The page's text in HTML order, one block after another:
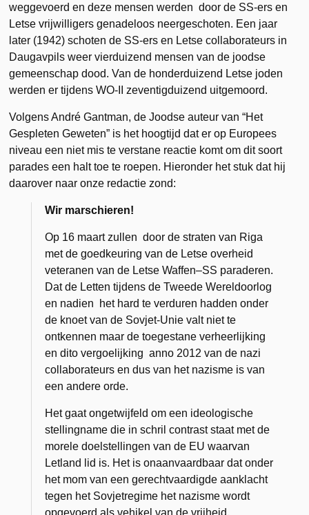
weggevoerd en deze mensen werden door de SS-ers en
Letse vrijwilligers genadeloos neergeschoten. Een jaar
later (1942) schoten de SS-ers en Letse collaborateurs in
Daugavpils weer vierduizend mensen van de joodse
gemeenschap dood. Van de honderduizend Letse joden
werden er tijdens WO-II zeventigduizend uitgemoord.
Volgens André Gantman, de Joodse auteur van “Het
Gespleten Geweten” is het hoogtijd dat er op Europees
niveau een niet mis te verstane reactie komt om dit soort
parades een halt toe te roepen. Hieronder het stuk dat hij
daarover naar onze redactie zond:
Wir marschieren!
Op 16 maart zullen door de straten van Riga
met de goedkeuring van de Letse overheid
veteranen van de Letse Waffen–SS paraderen.
Dat de Letten tijdens de Tweede Wereldoorlog
en nadien het hard te verduren hadden onder
de knoet van de Sovjet-Unie valt niet te
ontkennen maar de toegestane verheerlijking
en dito vergoelijking anno 2012 van de nazi
collaborateurs en dus van het nazisme is van
een andere orde.
Het gaat ongetwijfeld om een ideologische
stellingname die in schril contrast staat met de
morele doelstellingen van de EU waarvan
Letland lid is. Het is onaanvaardbaar dat onder
het mom van een gerechtvaardigde aanklacht
tegen het Sovjetregime het nazisme wordt
opgevoerd als vehikel van de vrijheid.